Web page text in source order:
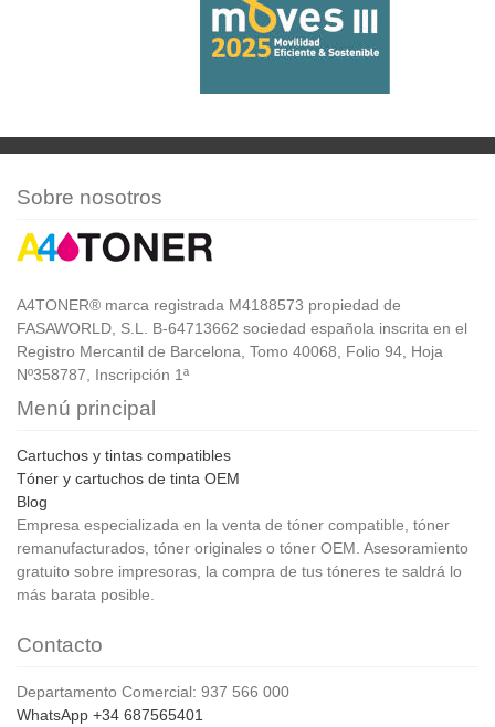
Sobre nosotros
A4TONER® marca registrada M4188573 propiedad de
FASAWORLD, S.L. B-64713662 sociedad española inscrita en el
Registro Mercantil de Barcelona, Tomo 40068, Folio 94, Hoja
Nº358787, Inscripción 1ª
Menú principal
Cartuchos y tintas compatibles
Tóner y cartuchos de tinta OEM
Blog
Empresa especializada en la venta de tóner compatible, tóner
remanufacturados, tóner originales o tóner OEM. Asesoramiento
gratuito sobre impresoras, la compra de tus tóneres te saldrá lo
más barata posible.
Contacto
Departamento Comercial: 937 566 000
WhatsApp +34 687565401